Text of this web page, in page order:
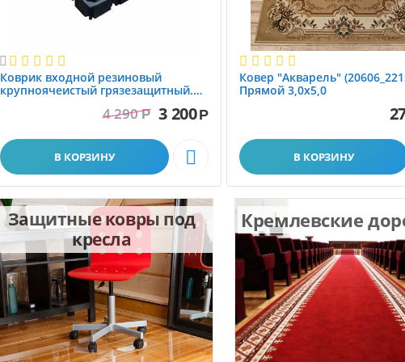

Коврик вxодной резиновый
крупноячеистый грязезащитный.
4 290 Р 3 200Р
В КОРЗИНУ 
Ковер "Акварель"
Прямой 3,0х5,0
В КОРЗИНУ
Защитные ковры под
кресла
Кремлевские